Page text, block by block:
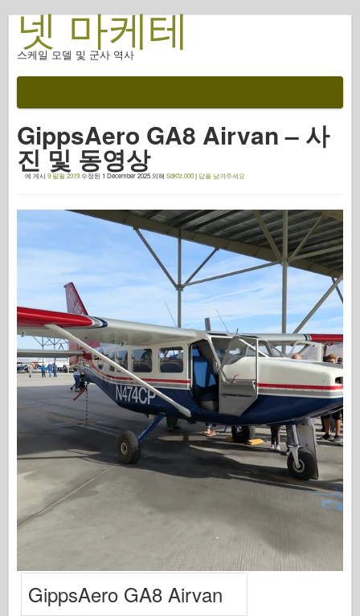
넷 마케테
스케일 모델 및 군사 역사
전투 후
AFV 무기
연합군 축
갑옷 포토갤러리
프로필의 갑옷
너트 와 볼트
새로운 뱅가드
오스프리 모델링
오스프리 출판
편대 신호
탱크 파워
트럭 및 탱크
와이다닉투 군사
마케트
아카데미
GippsAero GA8 Airvan – 사
진 및 동영상
에 게시 9 팔월 2019수정된 1 December 2025 의해 SdKfz.000| 답을 남겨주세요
GippsAero GA8 Airvan